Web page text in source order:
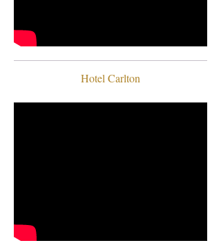
Hotel Carlton